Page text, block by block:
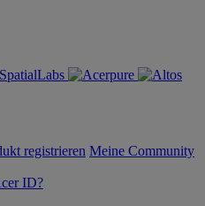
registrieren Meine Community
ID?